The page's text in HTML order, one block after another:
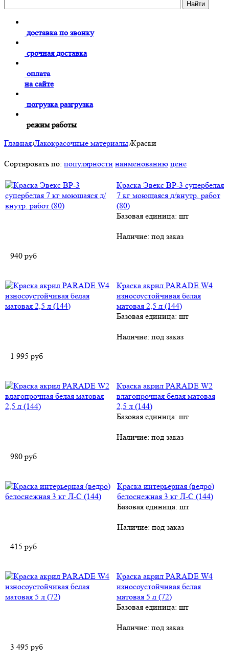
доставка по звонку
срочная доставка
оплата
на сайте
погрузка разгрузка
режим работы
Главная›Лакокрасочные материалы›Краски
Сортировать по: популярности наименованию цене
Краска Эвекс ВР-3 супербелая
7 кг моющаяся д/внутр. работ
(80)
Базовая единица: шт
Наличие: под заказ
940 руб
Краска акрил PARADE W4
износоустойчивая белая
матовая 2,5 л (144)
Базовая единица: шт
Наличие: под заказ
1 995 руб
Краска акрил PARADE W2
влагопрочная белая матовая
2,5 л (144)
Базовая единица: шт
Наличие: под заказ
980 руб
Краска интерьерная (ведро)
белоснежная 3 кг Л-С (144)
Базовая единица: шт
Наличие: под заказ
415 руб
Краска акрил PARADE W4
износоустойчивая белая
матовая 5 л (72)
Базовая единица: шт
Наличие: под заказ
3 495 руб